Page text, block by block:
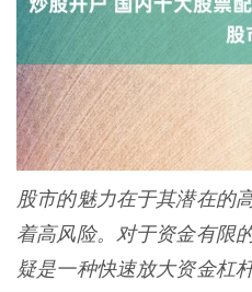
股市的魅力在于其潜在的
着高风险。对于资金有限
疑是一种快速放大资金杠